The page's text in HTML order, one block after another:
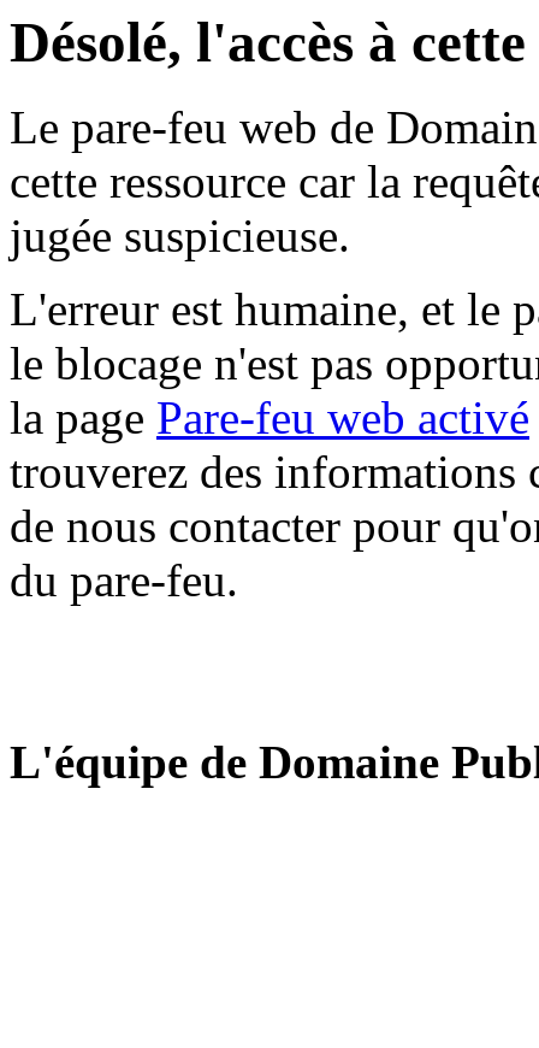
Désolé, l'accès à
Le pare-feu web de
cette ressource car la
jugée suspicieuse.
L'erreur est humaine, et le
le blocage n'est pas
la page Pare-feu web activé
trouverez des informations
de nous contacter pour
du pare-feu.
L'équipe de Domaine